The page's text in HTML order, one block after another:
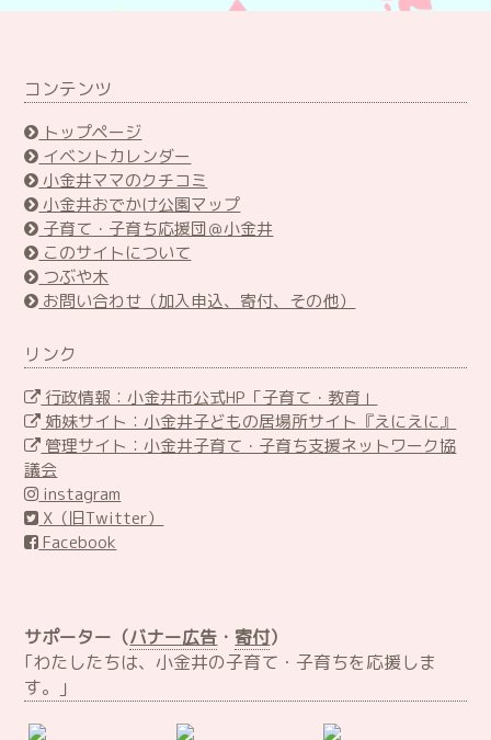
コンテンツ
トップページ
イベントカレンダー
小金井ママのクチコミ
小金井おでかけ公園マップ
子育て・子育ち応援団＠小金井
このサイトについて
つぶや木
お問い合わせ（加入申込、寄付、その他）
リンク
行政情報：小金井市公式HP「子育て・教育」
姉妹サイト：小金井子どもの居場所サイト『えにえに』
管理サイト：小金井子育て・子育ち支援ネットワーク協
議会
instagram
X（旧Twitter）
Facebook
サポーター（バナー広告 ・ 寄付）
｢わたしたちは、小金井の子育て・子育ちを応援しま
す。｣